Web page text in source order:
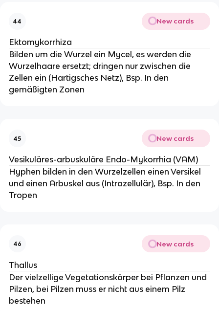
44 New cards
Ektomykorrhiza
Bilden um die Wurzel ein Mycel, es werden die
Wurzelhaare ersetzt; dringen nur zwischen die
Zellen ein (Hartigsches Netz), Bsp. In den
gemäßigten Zonen
45 New cards
Vesikuläres-arbuskuläre Endo-Mykorrhia (VAM)
Hyphen bilden in den Wurzelzellen einen Versikel
und einen Arbuskel aus (Intrazellulär), Bsp. In den
Tropen
46 New cards
Thallus
Der vielzellige Vegetationskörper bei Pflanzen und
Pilzen, bei Pilzen muss er nicht aus einem Pilz
bestehen